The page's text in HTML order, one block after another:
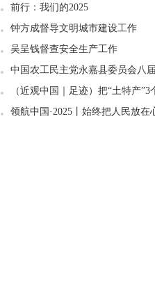
政策里的发展密码
前行：我们的2025
钟方成督导文明城市建设工作
吴呈钱督查安全生产工作
中国农工民主党永嘉县委员会八
开
（近观中国｜足迹）把“土特产
近平走进柚子园
领航中国·2025丨始终把人民放在